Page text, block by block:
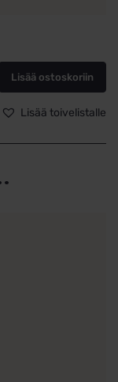
Lisää ostoskoriin
Lisää toivelistalle